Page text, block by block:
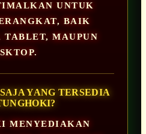
UNTUK
BAIK
TABLET, MAUPUN
YANG TERSEDIA
MENYEDIAKAN